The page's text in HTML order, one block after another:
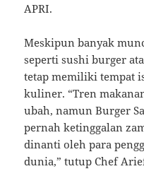
APRI.
Meskipun banyak
seperti sushi burger
tetap memiliki tempat
kuliner. “Tren
ubah, namun Burger
pernah ketinggalan
dinanti oleh para
dunia,” tutup Chef